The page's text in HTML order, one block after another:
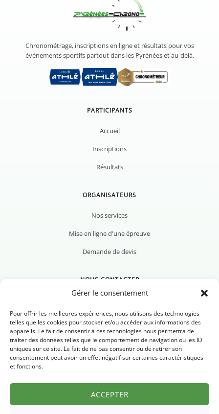
Gérer le consentement
Pour offrir les meilleures expériences, nous utilisons des technologies
telles que les cookies pour stocker et/ou accéder aux informations des
appareils. Le fait de consentir à ces technologies nous permettra de
traiter des données telles que le comportement de navigation ou les ID
uniques sur ce site. Le fait de ne pas consentir ou de retirer son
consentement peut avoir un effet négatif sur certaines caractéristiques
et fonctions.
ACCEPTER
Chronométrage, inscriptions en ligne et résultats pour vos
événements sportifs partout dans les Pyrénées et au-delà.
PARTICIPANTS
Accueil
Inscriptions
Résultats
ORGANISATEURS
Nos services
Mise en ligne d'une épreuve
Demande de devis
NOUS CONTACTER
Nous contacter
Newsletter